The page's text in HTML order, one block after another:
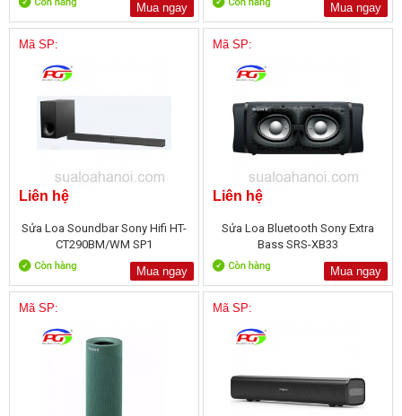
Mua ngay Mua ngay
Mã SP:
Liên hệ
Sửa Loa Soundbar Sony Hifi HT-
CT290BM/WM SP1
Mua ngay
Mã SP:
Liên hệ
Sửa Loa Bluetooth Sony Extra
Bass SRS-XB33
Mua ngay
Mã SP: Mã SP: